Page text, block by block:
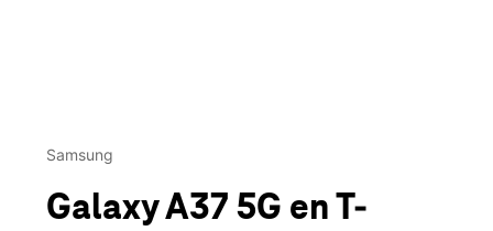
Samsung
Galaxy A37 5G en T-